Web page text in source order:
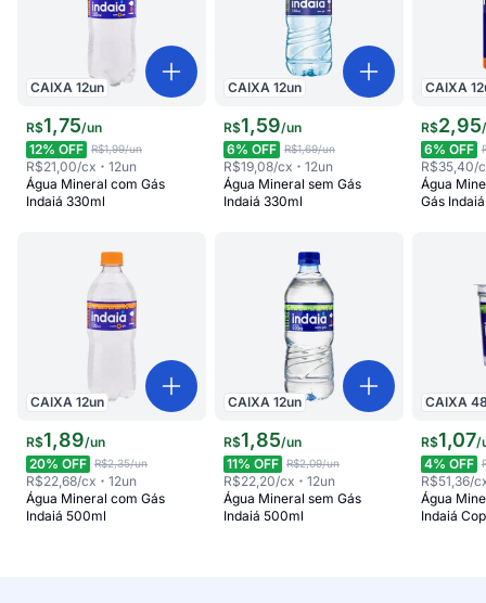
CAIXA 12un
R$1,75/un
12% OFF R$1,99/un
R$21,00/cx 12un
Água Mineral com Gás
Indaiá 330ml
CAIXA 12un
R$1,89/un
20% OFF R$2,35/un
R$22,68/cx 12un
Água Mineral com Gás
Indaiá 500ml
CAIXA 12un
R$1,59/un
6% OFF R$1,69/un
R$19,08/cx 12un
Água Mineral sem Gás
Indaiá 330ml
CAIXA 12un
R$1,85/un
11% OFF R$2,09/un
R$22,20/cx 12un
Água Mineral sem Gás
Indaiá 500ml
CAIXA 12
R$2,95/
6% OFF
R$35,40/
Água
Gás
CAIXA
R$1,07/
4% OFF
R$51,36/
Água
Indaiá